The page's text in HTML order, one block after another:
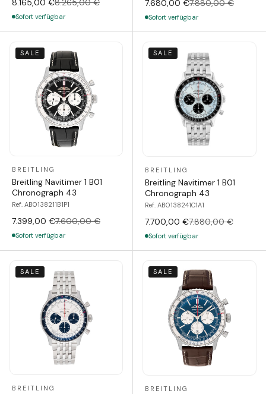
8.165,00 €8.265,00 €
Sofort verfügbar
7.680,00 €7.880,00 €
Sofort verfügbar
SALE
BREITLING
Breitling Navitimer 1 B01
Chronograph 43
Ref. AB0138211B1P1
7.399,00 €7.600,00 €
Sofort verfügbar
SALE
BREITLING
Breitling Navitimer 1 B01
Chronograph 43
Ref. AB0138241C1A1
7.700,00 €7.880,00 €
Sofort verfügbar
SALE
BREITLING
SALE
BREITLING